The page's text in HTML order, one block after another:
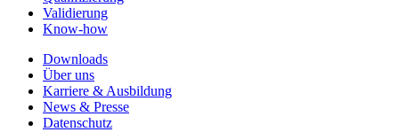
Validierung
Know-how
Downloads
Über uns
Karriere & Ausbildung
News & Presse
Datenschutz